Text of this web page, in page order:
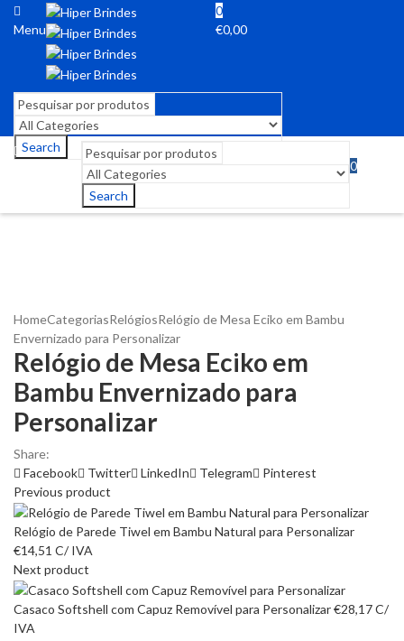
Menu
0
€0,00
Search
Search
0
HomeCategoriasRelógiosRelógio de Mesa Eciko em Bambu
Envernizado para Personalizar
Relógio de Mesa Eciko em
Bambu Envernizado para
Personalizar
Share:
Facebook
Twitter LinkedIn Telegram
Pinterest
Previous product
Relógio de Parede Tiwel em Bambu Natural para Personalizar
€14,51 C/ IVA
Next product
Casaco Softshell com Capuz Removível para Personalizar€28,17C/
IVA